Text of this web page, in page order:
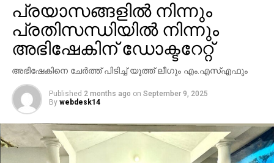
പ്രയാസങ്ങളിൽ നിന്നും
പ്രതിസന്ധിയിൽ നിന്നും
അഭിഷേകിന് ഡോക്ടറേറ്റ്
അഭിഷേകിനെ ചേർത്ത് പിടിച്ച് യൂത്ത് ലീഗും എം.എസ്എഫും
Published 2 months ago on September 9, 2025
By webdesk14